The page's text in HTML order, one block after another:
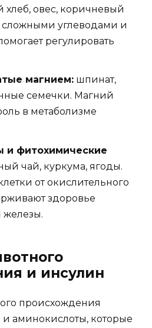
хлеб, овес, коричневый
сложными углеводами и
регулировать
магнием: шпинат,
семечки. Магний
в метаболизме
и фитохимические
чай, куркума, ягоды.
от окислительного
здоровье
и инсулин
происхождения
и аминокислоты, которые